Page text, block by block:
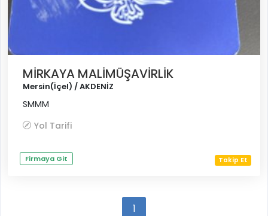
MİRKAYA MALİMÜŞAVİRLİK
Mersin(İçel) / AKDENİZ
SMMM
Yol Tarifi
Firmaya Git Takip Et
1